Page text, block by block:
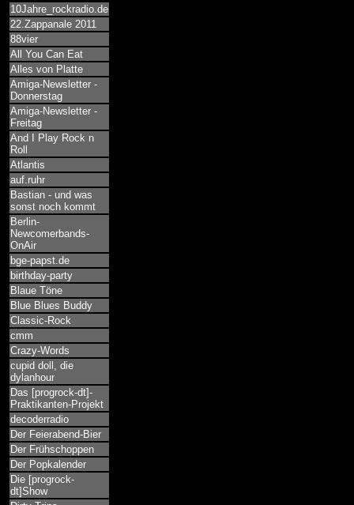
10Jahre_rockradio.de
22.Zappanale 2011
88vier
All You Can Eat
Alles von Platte
Amiga-Newsletter -
Donnerstag
Amiga-Newsletter -
Freitag
And I Play Rock n
Roll
Atlantis
auf.ruhr
Bastian - und was
sonst noch kommt
Berlin-
Newcomerbands-
OnAir
bge-papst.de
birthday-party
Blaue Töne
Blue Blues Buddy
Classic-Rock
cmm
Crazy-Words
cupid doll, die
dylanhour
Das [progrock-dt]-
Praktikanten-Projekt
decoderradio
Der Feierabend-Bier
Der Frühschoppen
Der Popkalender
Die [progrock-
dt]Show